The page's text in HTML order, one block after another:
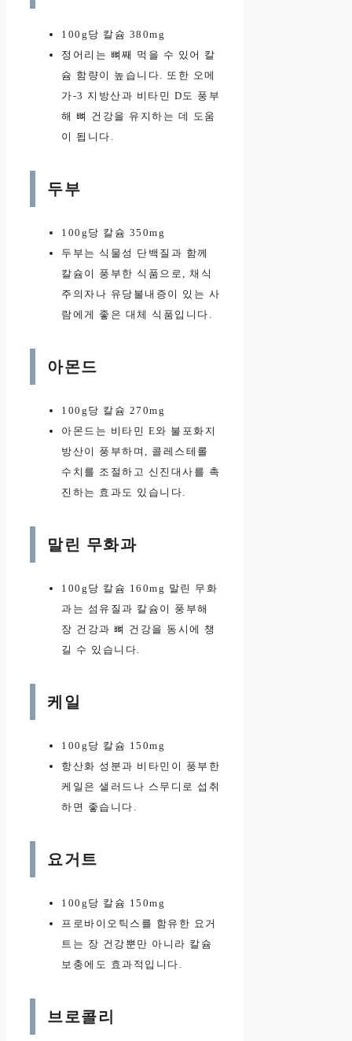
100g당 칼슘 380mg
정어리는 뼈째 먹을 수 있어 칼
슘 함량이 높습니다. 또한 오메
가-3 지방산과 비타민 D도 풍부
해 뼈 건강을 유지하는 데 도움
이 됩니다.
두부
100g당 칼슘 350mg
두부는 식물성 단백질과 함께
칼슘이 풍부한 식품으로, 채식
주의자나 유당불내증이 있는 사
람에게 좋은 대체 식품입니다.
아몬드
100g당 칼슘 270mg
아몬드는 비타민 E와 불포화지
방산이 풍부하며, 콜레스테롤
수치를 조절하고 신진대사를 촉
진하는 효과도 있습니다.
말린 무화과
100g당 칼슘 160mg 말린 무화
과는 섬유질과 칼슘이 풍부해
장 건강과 뼈 건강을 동시에 챙
길 수 있습니다.
케일
100g당 칼슘 150mg
항산화 성분과 비타민이 풍부한
케일은 샐러드나 스무디로 섭취
하면 좋습니다.
요거트
100g당 칼슘 150mg
프로바이오틱스를 함유한 요거
트는 장 건강뿐만 아니라 칼슘
보충에도 효과적입니다.
브로콜리